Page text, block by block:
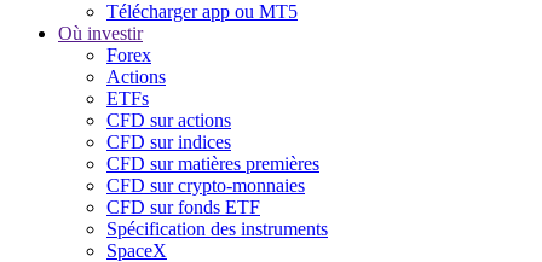
Télécharger app ou MT5
Où investir
Forex
Actions
ETFs
CFD sur actions
CFD sur indices
CFD sur matières premières
CFD sur crypto-monnaies
CFD sur fonds ETF
Spécification des instruments
SpaceX